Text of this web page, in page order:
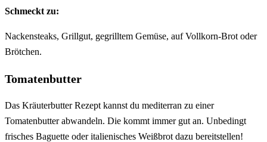
Schmeckt zu:
Nackensteaks, Grillgut, gegrilltem Gemüse, auf Vollkorn-Brot oder
Brötchen.
Tomatenbutter
Das Kräuterbutter Rezept kannst du mediterran zu einer
Tomatenbutter abwandeln. Die kommt immer gut an. Unbedingt
frisches Baguette oder italienisches Weißbrot dazu bereitstellen!